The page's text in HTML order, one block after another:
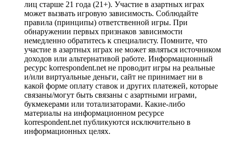
лиц старше 21 года (21+). Участие в азартных играх
может вызвать игровую зависимость. Соблюдайте
правила (принципы) ответственной игры. При
обнаружении первых признаков зависимости
немедленно обратитесь к специалисту. Помните, что
участие в азартных играх не может являться источником
доходов или альтернативой работе. Информационный
ресурс korrespondent.net не проводит игры на реальные
и/или виртуальные деньги, сайт не принимает ни в
какой форме оплату ставок и других платежей, которые
связаны/могут быть связаны с азартными играми,
букмекерами или тотализаторами. Какие-либо
материалы на информационном ресурсе
korrespondent.net публикуются исключительно в
информационных целях.